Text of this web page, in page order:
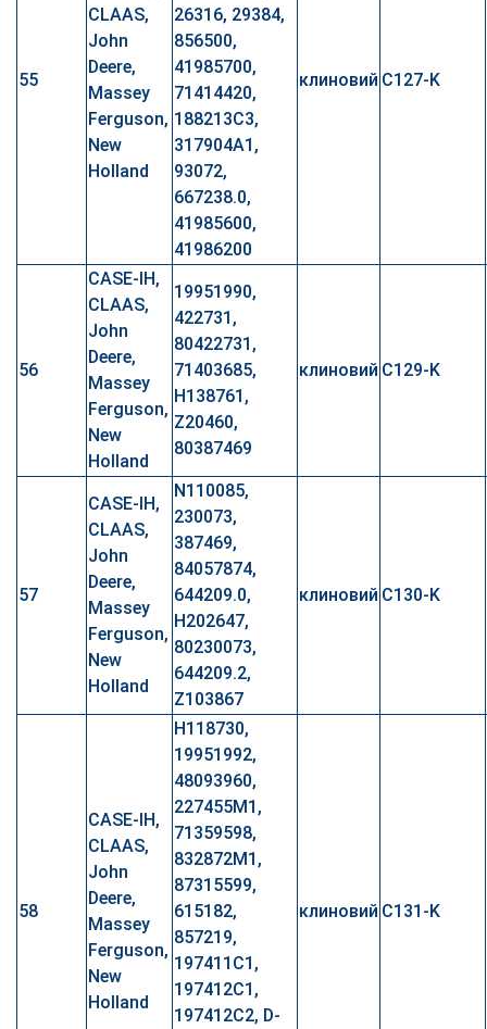
55
CLAAS,
John
Deere,
Massey
Ferguson,
New
Holland
26316, 29384,
856500,
41985700,
71414420,
188213C3,
317904A1,
93072,
667238.0,
41985600,
41986200
клиновий C127-K
56
CASE-IH,
CLAAS,
John
Deere,
Massey
Ferguson,
New
Holland
19951990,
422731,
80422731,
71403685,
H138761,
Z20460,
80387469
клиновий C129-K
57
CASE-IH,
CLAAS,
John
Deere,
Massey
Ferguson,
New
Holland
N110085,
230073,
387469,
84057874,
644209.0,
H202647,
80230073,
644209.2,
Z103867
клиновий C130-K
58
CASE-IH,
CLAAS,
John
Deere,
Massey
Ferguson,
New
Holland
H118730,
19951992,
48093960,
227455M1,
71359598,
832872M1,
87315599,
615182,
857219,
197411C1,
197412C1,
197412C2, D-
клиновий C131-K